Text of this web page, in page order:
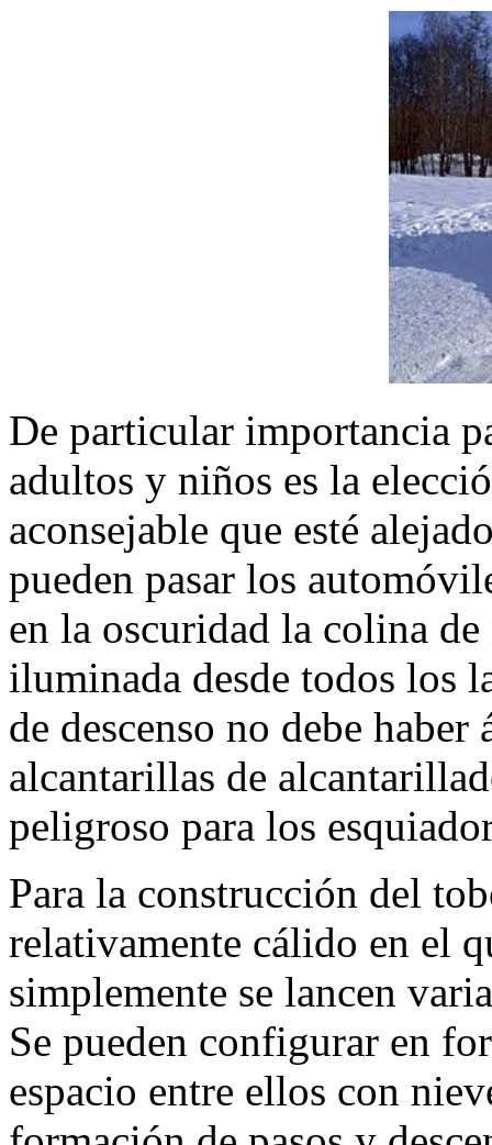
De particular importancia
adultos y niños es la
aconsejable que esté
pueden pasar los
en la oscuridad la colina
iluminada desde todos los
de descenso no debe
alcantarillas de
peligroso para los
Para la construcción del
relativamente cálido en el
simplemente se lancen
Se pueden configurar en
espacio entre ellos con